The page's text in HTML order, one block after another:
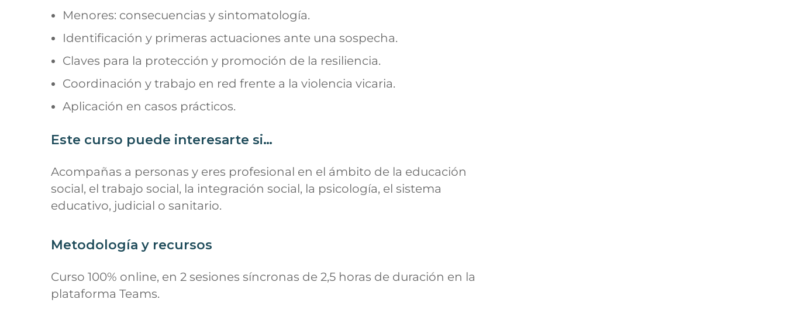
Menores: consecuencias y sintomatología.
Identificación y primeras actuaciones ante una sospecha.
Claves para la protección y promoción de la resiliencia.
Coordinación y trabajo en red frente a la violencia vicaria.
Aplicación en casos prácticos.
Este curso puede interesarte si…
Acompañas a personas y eres profesional en el ámbito de la educación
social, el trabajo social, la integración social, la psicología, el sistema
educativo, judicial o sanitario.
Metodología y recursos
Curso 100% online, en 2 sesiones síncronas de 2,5 horas de duración en la
plataforma Teams.